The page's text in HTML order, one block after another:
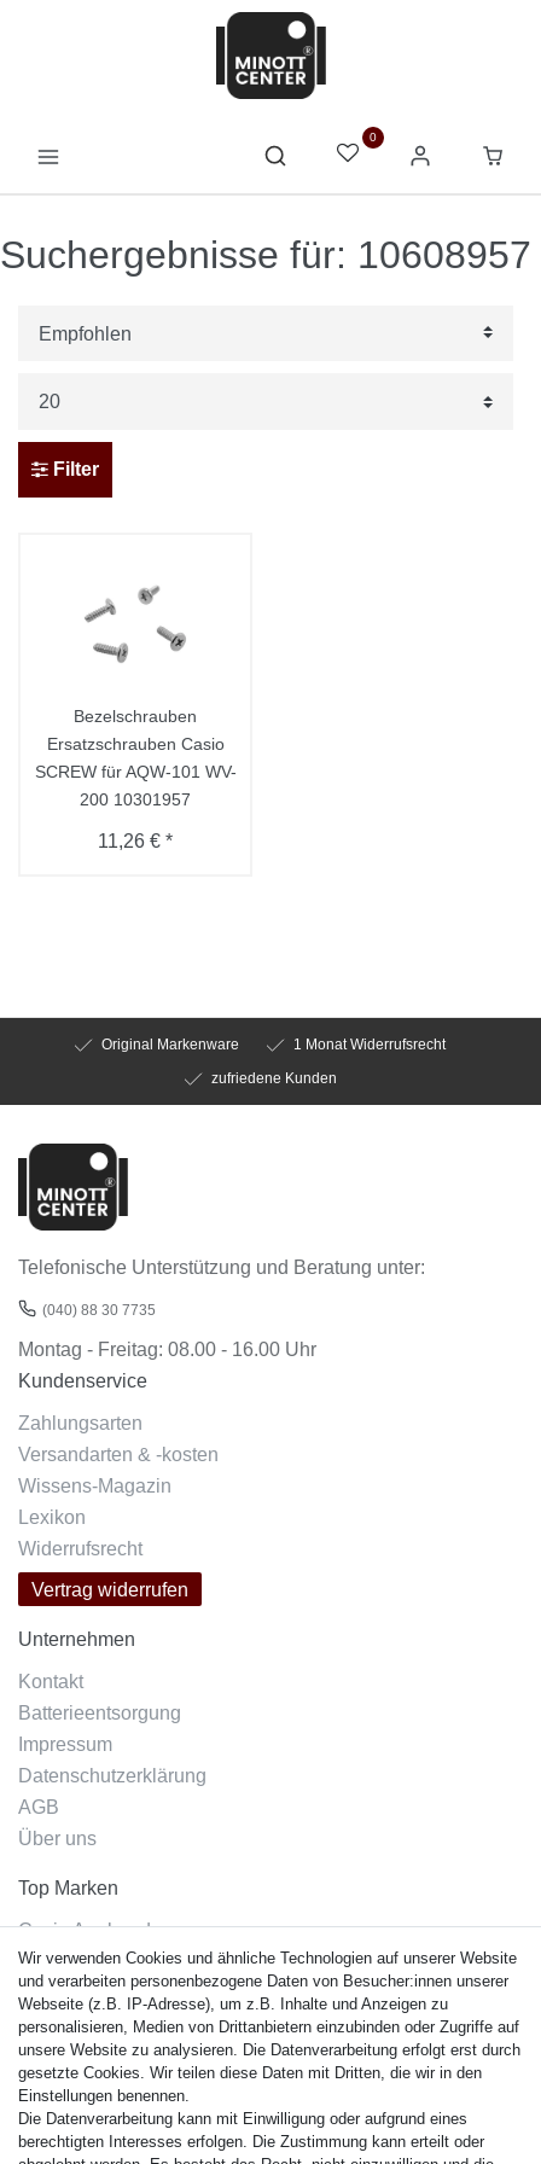
0
Suchergebnisse für: 10608957
Filter
Bezelschrauben
Ersatzschrauben Casio
SCREW für AQW-101 WV-
200 10301957
11,26 € *
Original Markenware
1 Monat Widerrufsrecht
zufriedene Kunden
Telefonische Unterstützung und Beratung unter:
(040) 88 30 7735
Montag - Freitag: 08.00 - 16.00 Uhr
Kundenservice
Zahlungsarten
Versandarten & -kosten
Wissens-Magazin
Lexikon
Widerrufsrecht
Vertrag widerrufen
Unternehmen
Kontakt
Batterieentsorgung
Impressum
Datenschutzerklärung
AGB
Über uns
Top Marken
Casio Armband
Festina Armband
Citizen Armband
M. Lacroix Armband
J. Lemans Armband
Uhrenarmbänder - Alle
Sicherheit
Wir verwenden Cookies und ähnliche Technologien auf unserer Website
und verarbeiten personenbezogene Daten von Besucher:innen unserer
Webseite (z.B. IP-Adresse), um z.B. Inhalte und Anzeigen zu
personalisieren, Medien von Drittanbietern einzubinden oder Zugriffe auf
unsere Website zu analysieren. Die Datenverarbeitung erfolgt erst durch
gesetzte Cookies. Wir teilen diese Daten mit Dritten, die wir in den
Einstellungen benennen.
Die Datenverarbeitung kann mit Einwilligung oder aufgrund eines
berechtigten Interesses erfolgen. Die Zustimmung kann erteilt oder